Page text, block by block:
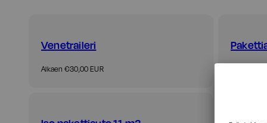
Venetraileri
Hinta
Alkaen €30,00 EUR